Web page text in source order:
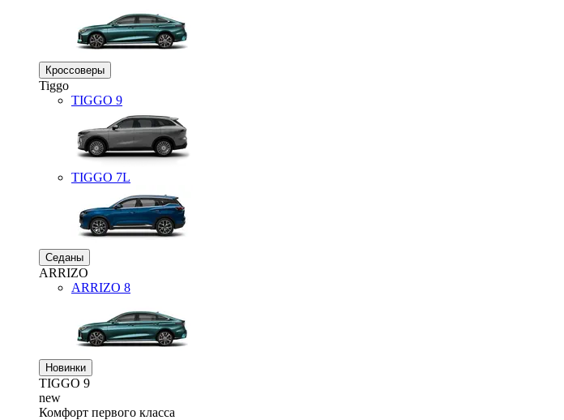
Кроссоверы
Tiggo
TIGGO 9
TIGGO 7L
Седаны
ARRIZO
ARRIZO 8
Новинки
TIGGO 9
new
Комфорт первого класса